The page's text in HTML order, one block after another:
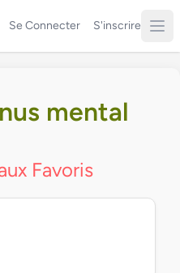
Se Connecter S'inscrire
mental
Favoris